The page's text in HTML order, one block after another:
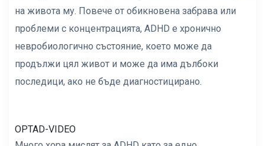
на живота му. Повече от обикновена забрава или
проблеми с концентрацията, ADHD е хронично
невробиологично състояние, което може да
продължи цял живот и може да има дълбоки
последици, ако не бъде диагностицирано.
OPTAD-VIDEO